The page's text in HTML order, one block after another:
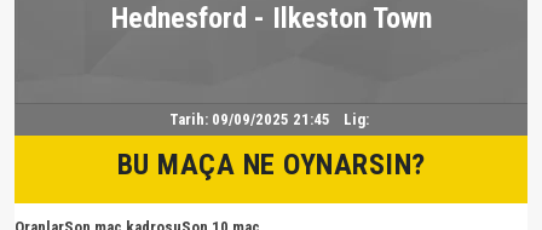
Hednesford - Ilkeston Town
Tarih: 09/09/2025 21:45 Lig:
BU MAÇA NE OYNARSIN?